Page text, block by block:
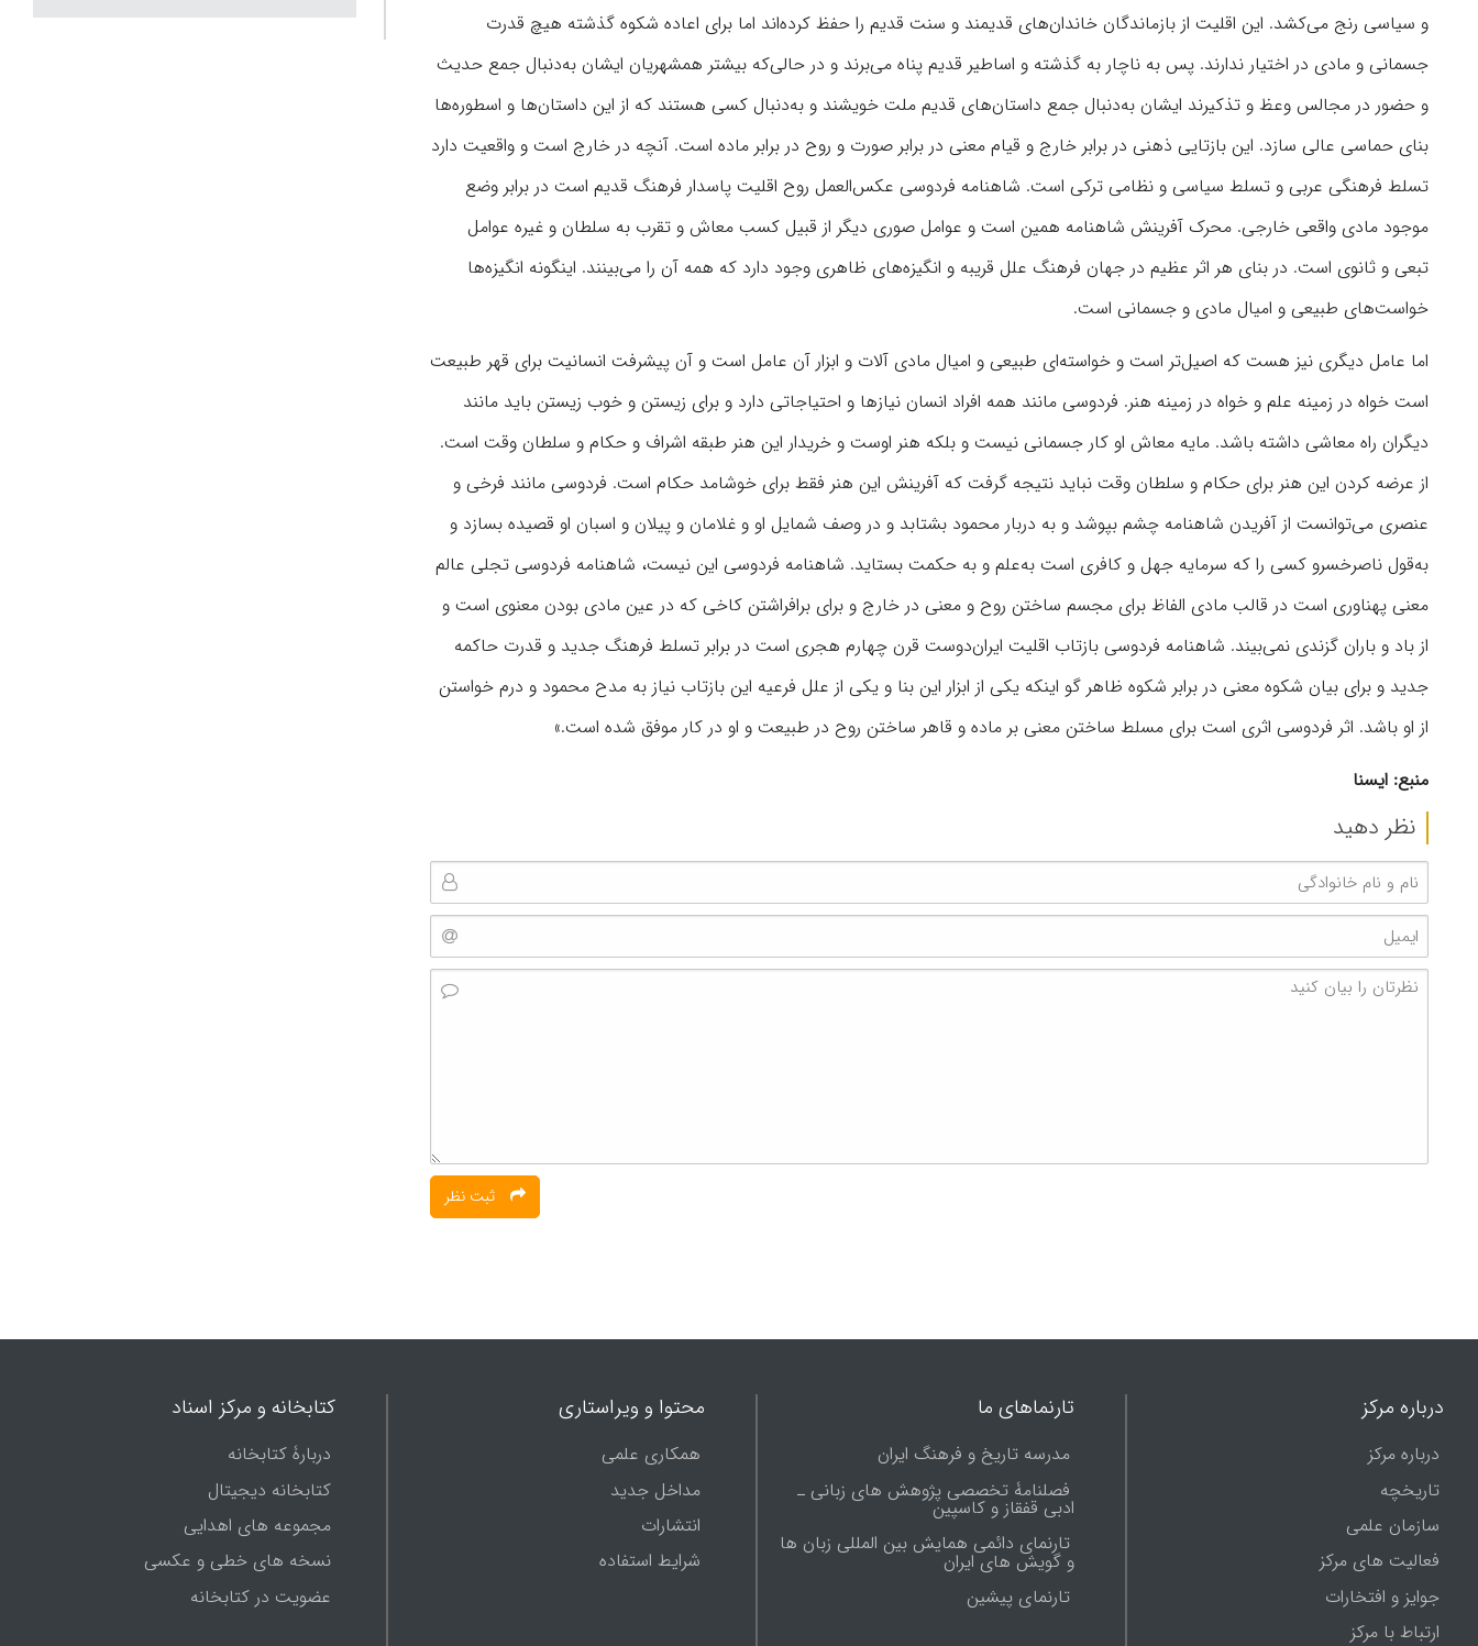
و سیاسی رنج می‌کشد. این اقلیت از بازماندگان خاندان‌های قدیمند و سنت قدیم را حفظ کرده‌اند اما برای اعاده شکوه گذشته هیچ قدرت
جسمانی و مادی در اختیار ندارند. پس به ناچار به گذشته و اساطیر قدیم پناه می‌برند و در حالی‌که بیشتر همشهریان ایشان به‌دنبال جمع حدیث
و حضور در مجالس وعظ و تذکیرند ایشان به‌دنبال جمع داستان‌های قدیم ملت خویشند و به‌دنبال کسی هستند که از این داستان‌ها و اسطوره‌ها
بنای حماسی عالی سازد. این بازتایی ذهنی در برابر خارج و قیام معنی در برابر صورت و روح در برابر ماده است. آنچه در خارج است و واقعیت دارد
تسلط فرهنگی عربی و تسلط سیاسی و نظامی ترکی است. شاهنامه فردوسی عکس‌العمل روح اقلیت پاسدار فرهنگ قدیم است در برابر وضع
موجود مادی واقعی خارجی. محرک آفرینش شاهنامه همین است و عوامل صوری دیگر از قبیل کسب معاش و تقرب به سلطان و غیره عوامل
تبعی و ثانوی است. در بنای هر اثر عظیم در جهان فرهنگ علل قریبه و انگیزه‌های ظاهری وجود دارد که همه آن را می‌بینند. اینگونه انگیزه‌ها
خواست‌های طبیعی و امیال مادی و جسمانی است.
اما عامل دیگری نیز هست که اصیل‌تر است و خواسته‌ای طبیعی و امیال مادی آلات و ابزار آن عامل است و آن پیشرفت انسانیت برای قهر طبیعت
است خواه در زمینه علم و خواه در زمینه هنر. فردوسی مانند همه افراد انسان نیازها و احتیاجاتی دارد و برای زیستن و خوب زیستن باید مانند
دیگران راه معاشی داشته باشد. مایه معاش او کار جسمانی نیست و بلکه هنر اوست و خریدار این هنر طبقه اشراف و حکام و سلطان وقت است.
از عرضه کردن این هنر برای حکام و سلطان وقت نباید نتیجه گرفت که آفرینش این هنر فقط برای خوشامد حکام است. فردوسی مانند فرخی و
عنصری می‌توانست از آفریدن شاهنامه چشم بپوشد و به‌ دربار محمود بشتابد و در وصف شمایل او و غلامان و پیلان و اسبان او قصیده بسازد و
به‌قول ناصرخسرو کسی را که سرمایه جهل و کافری است به‌علم و به حکمت بستاید. شاهنامه فردوسی این نیست، شاهنامه فردوسی تجلی عالم
معنی پهناوری است در قالب مادی الفاظ برای مجسم ساختن روح و معنی در خارج و برای برافراشتن کاخی که در عین مادی بودن معنوی است و
از باد و باران گزندی نمی‌بیند. شاهنامه فردوسی بازتاب اقلیت ایران‌دوست قرن چهارم هجری است در برابر تسلط فرهنگ جدید و قدرت حاکمه
جدید و برای بیان شکوه معنی در برابر شکوه ظاهر گو اینکه یکی از ابزار این بنا و یکی از علل فرعیه این بازتاب نیاز به‌ مدح محمود و درم خواستن
از او باشد. اثر فردوسی اثری است برای مسلط ساختن معنی بر ماده و قاهر ساختن روح در طبیعت و او در کار موفق شده است.»
منبع: ایسنا
نظر دهید
درباره مرکز
درباره مرکز
تاریخچه
سازمان علمی
فعالیت های مرکز
جوایز و افتخارات
ارتباط با مرکز
تارنماهای ما
مدرسه تاریخ و فرهنگ ایران
فصلنامۀ تخصصی پژوهش های زبانی ـ
ادبی قفقاز و کاسپین
تارنمای دائمی همایش بین المللی زبان ها
و گویش های ایران
تارنماى پيشين
محتوا و ویراستاری
همکاری علمی
مداخل جدید
انتشارات
شرایط استفاده
کتابخانه و مرکز اسناد
دربارۀ کتابخانه
کتابخانه دیجیتال
مجموعه های اهدایی
نسخه های خطی و عکسی
عضویت در کتابخانه